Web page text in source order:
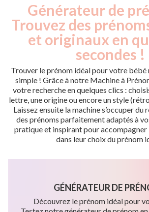
Générateur de
Trouvez des
et originaux en
secondes !
Trouver le prénom idéal pour votre bébé
simple ! Grâce à notre Machine à
votre recherche en quelques clics :
lettre, une origine ou encore un style
Laissez ensuite la machine s’occuper du
des prénoms parfaitement adaptés à
pratique et inspirant pour accompagner
dans leur choix du prénom
GÉNÉRATEUR DE
Découvrez le prénom idéal pour